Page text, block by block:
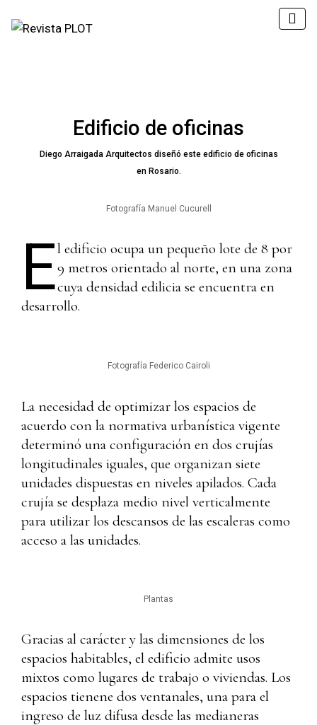
Edificio de oficinas
Diego Arraigada Arquitectos diseñó este edificio de oficinas
en Rosario.
Fotografía Manuel Cucurell
El edificio ocupa un pequeño lote de 8 por
9 metros orientado al norte, en una zona
cuya densidad edilicia se encuentra en
desarrollo.
Fotografía Federico Cairoli
La necesidad de optimizar los espacios de
acuerdo con la normativa urbanística vigente
determinó una configuración en dos crujías
longitudinales iguales, que organizan siete
unidades dispuestas en niveles apilados. Cada
crujía se desplaza medio nivel verticalmente
para utilizar los descansos de las escaleras como
acceso a las unidades.
Plantas
Gracias al carácter y las dimensiones de los
espacios habitables, el edificio admite usos
mixtos como lugares de trabajo o viviendas. Los
espacios tienene dos ventanales, una para el
ingreso de luz difusa desde las medianeras